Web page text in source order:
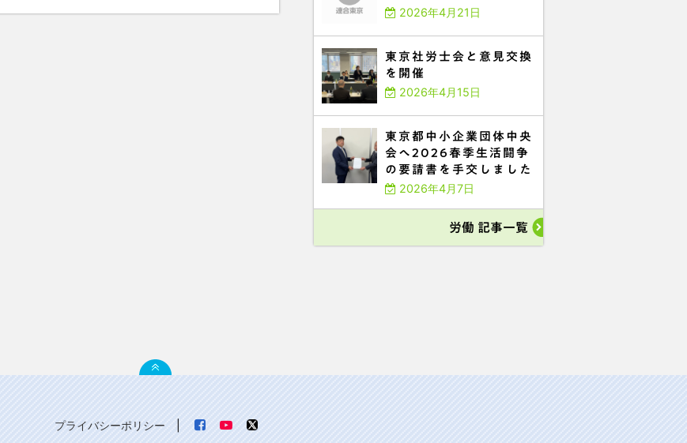
2026年4月21日
東京社労士会と意見交換
を開催
2026年4月15日
東京都中小企業団体中央
会へ2026春季生活闘争
の要請書を手交しました
2026年4月7日
労働 記事一覧
プライバシーポリシー